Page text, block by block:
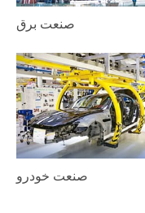
صنعت برق
صنعت خودرو